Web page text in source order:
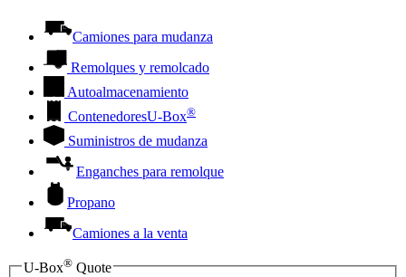
Camiones para mudanza
Remolques y remolcado
Autoalmacenamiento
ContenedoresU-Box®
Suministros de mudanza
Enganches para remolque
Propano
Camiones a la venta
U-Box® Quote